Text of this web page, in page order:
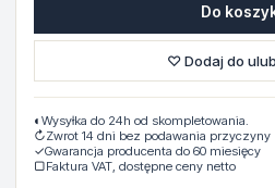
Do
♡ Dodaj do
◐ Wysyłka do 24h od skompletowania.
↻Zwrot 14 dni bez podawania przyczyny
✓Gwarancja producenta do 60 miesięcy
▢Faktura VAT, dostępne ceny netto